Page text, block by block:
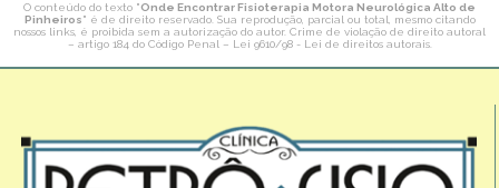
O conteúdo do texto "Onde Encontrar Fisioterapia Motora Neurológica Alto de
Pinheiros" é de direito reservado. Sua reprodução, parcial ou total, mesmo citando
nossos links, é proibida sem a autorização do autor. Crime de violação de direito autoral
– artigo 184 do Código Penal – Lei 9610/98 - Lei de direitos autorais.